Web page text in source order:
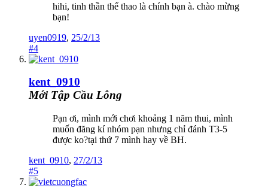
hihi, tinh thần thể thao là chính bạn à. chào mừng
bạn!
uyen0919, 25/2/13
#4
kent_0910
Mới Tập Cầu Lông
Pạn ơi, mình mới chơi khoảng 1 năm thui, mình
muốn đăng kí nhóm pạn nhưng chỉ đánh T3-5
được ko?tại thứ 7 mình hay về BH.
kent_0910, 27/2/13
#5